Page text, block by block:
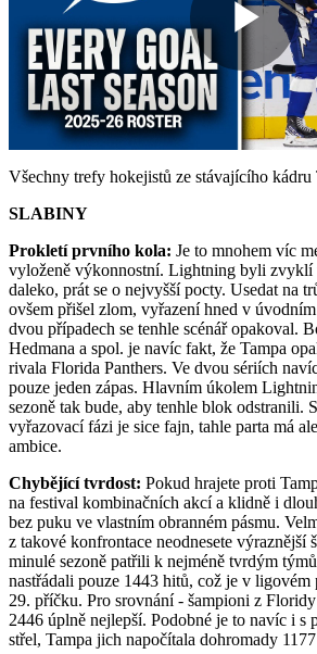
Všechny trefy hokejistů ze stávajícího
SLABINY
Prokletí prvního kola: Je to mnohem víc
vyloženě výkonnostní. Lightning byli
daleko, prát se o nejvyšší pocty. Usedat na
ovšem přišel zlom, vyřazení hned v
dvou případech se tenhle scénář opakoval.
Hedmana a spol. je navíc fakt, že Tampa
rivala Florida Panthers. Ve dvou sériích
pouze jeden zápas. Hlavním úkolem
sezoně tak bude, aby tenhle blok odstranili.
vyřazovací fázi je sice fajn, tahle parta má
ambice.
Chybějící tvrdost: Pokud hrajete proti
na festival kombinačních akcí a klidně i
bez puku ve vlastním obranném pásmu.
z takové konfrontace neodnesete
minulé sezoně patřili k nejméně tvrdým
nastřádali pouze 1443 hitů, což je v ligovém
29. příčku. Pro srovnání - šampioni z
2446 úplně nejlepší. Podobné je to navíc i s
střel, Tampa jich napočítala dohromady